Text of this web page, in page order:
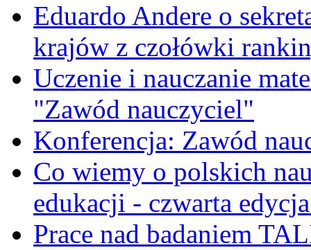
Eduardo Andere o
krajów z czołówki
Uczenie i nauczanie
"Zawód nauczyciel"
Konferencja: Zawód
Co wiemy o polskich
edukacji - czwarta
Prace nad badaniem